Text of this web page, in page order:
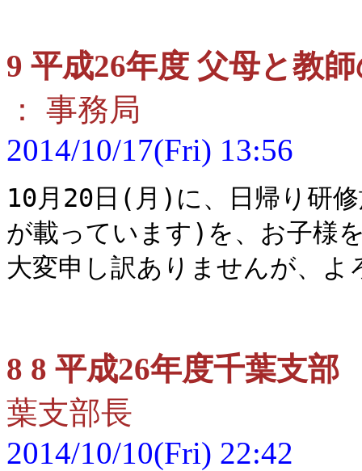
9 平成26年度 父母と教
： 事務局
2014/10/17(Fri) 13:56
10月20日(月)に、日帰り研
が載っています)を、お子様
大変申し訳ありませんが、
8 8 平成26年度千葉支
葉支部長
2014/10/10(Fri) 22:42